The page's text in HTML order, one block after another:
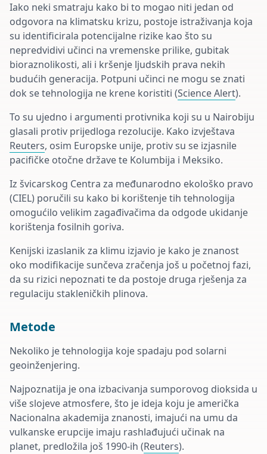
Iako neki smatraju kako bi to mogao niti jedan od
odgovora na klimatsku krizu, postoje istraživanja koja
su identificirala potencijalne rizike kao što su
nepredvidivi učinci na vremenske prilike, gubitak
bioraznolikosti, ali i kršenje ljudskih prava nekih
budućih generacija. Potpuni učinci ne mogu se znati
dok se tehnologija ne krene koristiti (Science Alert).
To su ujedno i argumenti protivnika koji su u Nairobiju
glasali protiv prijedloga rezolucije. Kako izvještava
Reuters, osim Europske unije, protiv su se izjasnile
pacifičke otočne države te Kolumbija i Meksiko.
Iz švicarskog Centra za međunarodno ekološko pravo
(CIEL) poručili su kako bi korištenje tih tehnologija
omogućilo velikim zagađivačima da odgode ukidanje
korištenja fosilnih goriva.
Kenijski izaslanik za klimu izjavio je kako je znanost
oko modifikacije sunčeva zračenja još u početnoj fazi,
da su rizici nepoznati te da postoje druga rješenja za
regulaciju stakleničkih plinova.
Metode
Nekoliko je tehnologija koje spadaju pod solarni
geoinženjering.
Najpoznatija je ona izbacivanja sumporovog dioksida u
više slojeve atmosfere, što je ideja koju je američka
Nacionalna akademija znanosti, imajući na umu da
vulkanske erupcije imaju rashlađujući učinak na
planet, predložila još 1990-ih (Reuters).